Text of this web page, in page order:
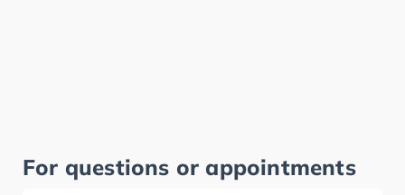
For questions or appointments